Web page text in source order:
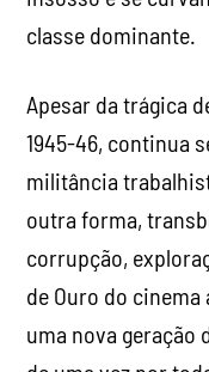
militância
corrupção,
de Ouro do cinema
uma nova geração
de uma vez por
de Hollywood, com
cultural, das mãos
políticos filisteus